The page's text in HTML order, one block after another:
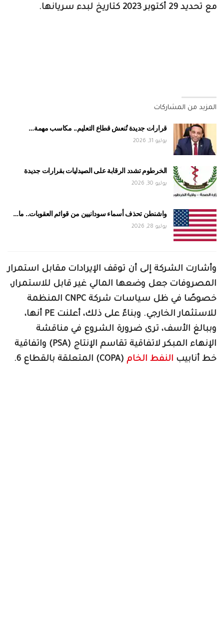
مع تحديد 29 أكتوبر 2023 كتاريخ لبدء سريانها.
المزيد من المشاركات
قرارات جديدة تُنعش قطاع التعليم.. مكاسب مهمة…
يوليو 31, 2026
الخرطوم تشدد الرقابة على الصيدليات بقرارات جديدة
يوليو 30, 2026
واشنطن تحذف أسماء سودانيين من قوائم العقوبات.. ما…
يوليو 28, 2026
وأشارت الشركة إلى أن توقف الإيرادات مقابل استمرار
المصروفات جعل وضعها المالي غير قابل للاستمرار،
خصوصًا في ظل سياسات شركة CNPC المنظمة
للاستثمار الخارجي. وبناءً على ذلك، أعلنت PE أنها،
وببالغ الأسف، ترى ضرورة الشروع في مناقشة
الإنهاء المبكر لاتفاقية تقاسم الإنتاج (PSA) واتفاقية
خط أنابيب النفط الخام (COPA) المتعلقة بالقطاع 6.